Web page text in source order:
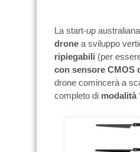
La start-up
drone a sviluppo
ripiegabili (per
con sensore CMOS
drone comincerà a
completo di modalità